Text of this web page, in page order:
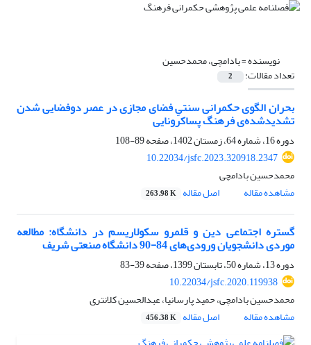
نویسنده =بادامچی، محمدحسین
تعداد مقالات: 2
بحران الگوی حکمرانی سنتیِ فضای مجازی در عصر دوفضایی شدن‌
تشدید‌شده‎‌ی فرهنگ پساکرونایی
دوره 16، شماره 64، زمستان 1402، صفحه
89-108
10.22034/jsfc.2023.320918.2347
محمدحسین بادامچی
مشاهده مقاله
اصل مقاله 263.98 K
گستره اجتماعی دین و قلمرو سکولاریسم در دانشگاه: مطالعه
موردی دانشجویان ورودی‌های 84-90 دانشگاه صنعتی شریف
دوره 13، شماره 50، تابستان 1399، صفحه
39-83
10.22034/jsfc.2020.119938
محمدحسین بادامچی، حمید پارسانیا، عبدالحسین کلانتری
مشاهده مقاله
اصل مقاله 456.38 K